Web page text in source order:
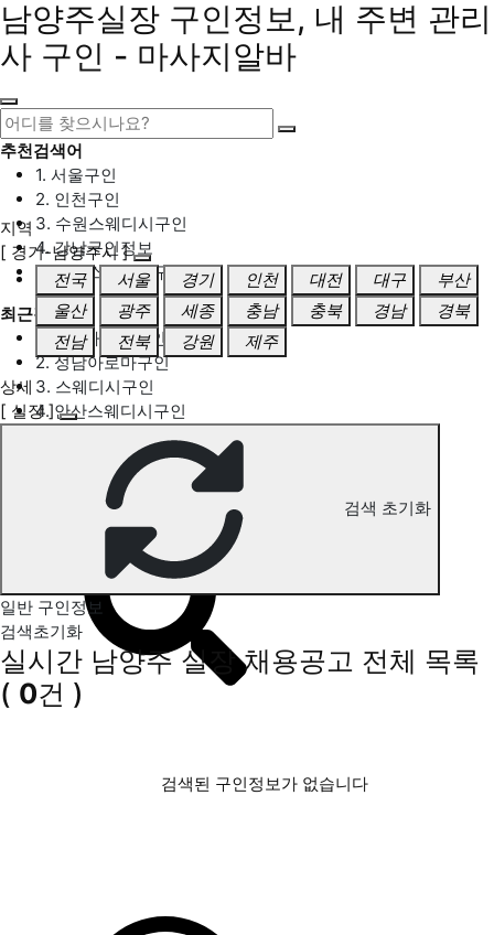
남양주실장 구인정보, 내 주변 관리
사 구인 - 마사지알바
추천검색어
1. 서울구인
2. 인천구인
3. 수원스웨디시구인
4. 강남구인정보
5. 동탄스웨디시구인
최근검색어
1. 일산마사지구인
2. 성남아로마구인
3. 스웨디시구인
4. 안산스웨디시구인
남양주 실장 구인정보
지역
[ 경기-남양주시 ]
전국
서울 경기 인천 대전 대구
부산
울산
광주 세종 충남 충북 경남
경북
전남
전북 강원 제주
상세
[ 실장 ]
검색 초기화
일반 구인정보
검색초기화
실시간 남양주 실장 채용공고 전체 목록
( 0건 )
검색된 구인정보가 없습니다